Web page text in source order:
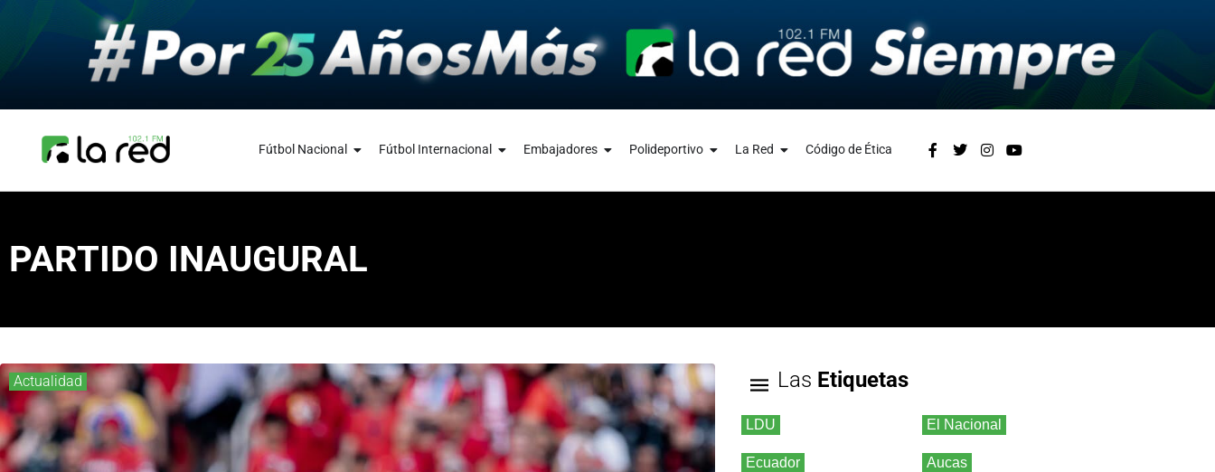
Fútbol Nacional Fútbol Internacional Embajadores Polideportivo La Red Código de Ética
PARTIDO INAUGURAL
Actualidad Las Etiquetas
LDU El Nacional
Ecuador Aucas